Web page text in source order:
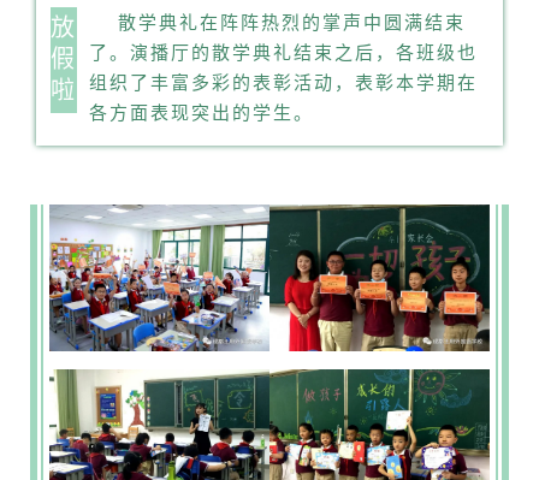
放
假
啦
散学典礼在阵阵热烈的掌声中圆满结束
了。演播厅的散学典礼结束之后，各班级也
组织了丰富多彩的表彰活动，表彰本学期在
各方面表现突出的学生。